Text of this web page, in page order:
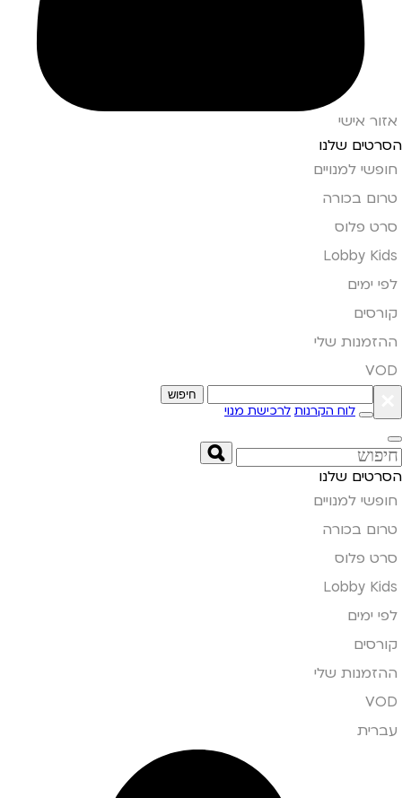
אזור אישי
הסרטים שלנו
חופשי למנויים
טרום בכורה
סרט פלוס
Lobby Kids
לפי ימים
קורסים
ההזמנות שלי
VOD
חיפוש
לוח הקרנות לרכישת מנוי
הסרטים שלנו
חופשי למנויים
טרום בכורה
סרט פלוס
Lobby Kids
לפי ימים
קורסים
ההזמנות שלי
VOD
עברית